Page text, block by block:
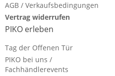
AGB / Verkaufsbedingungen
Vertrag widerrufen
PIKO erleben
Tag der Offenen Tür
PIKO bei uns /
Fachhändlerevents